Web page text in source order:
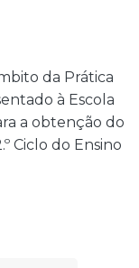
da Prática
à Escola
a obtenção do
Ciclo do Ensino